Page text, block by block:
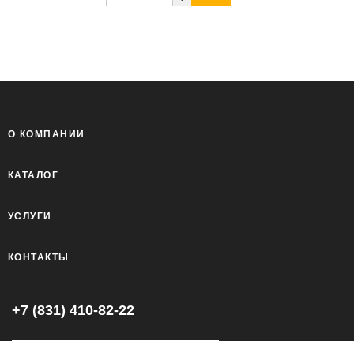
О КОМПАНИИ
КАТАЛОГ
УСЛУГИ
КОНТАКТЫ
+7 (831) 410-82-22